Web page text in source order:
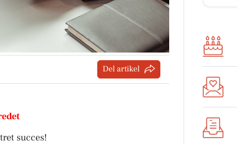
Del artikel
succes!